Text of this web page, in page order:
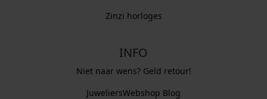
Zinzi horloges
INFO
Niet naar wens? Geld retour!
JuweliersWebshop Blog